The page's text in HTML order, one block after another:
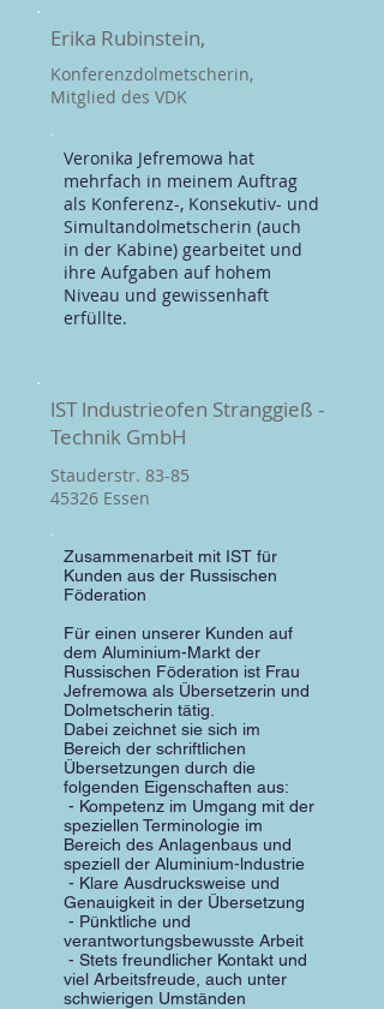
Erika Rubinstein,
Konferenzdolmetscherin,
Mitglied des VDK
Veronika Jefremowa hat
mehrfach in meinem Auftrag
als Konferenz-, Konsekutiv- und
Simultandolmetscherin (auch
in der Kabine) gearbeitet und
ihre Aufgaben auf hohem
Niveau und gewissenhaft
erfüllte.
lST lndustrieofen Stranggieß -
Technik GmbH
Stauderstr. 83-85
45326 Essen
Zusammenarbeit mit IST für
Kunden aus der Russischen
Föderation
Für einen unserer Kunden auf
dem Aluminium-Markt der
Russischen Föderation ist Frau
Jefremowa als Übersetzerin und
Dolmetscherin tätig.
Dabei zeichnet sie sich im
Bereich der schriftlichen
Übersetzungen durch die
folgenden Eigenschaften aus:
- Kompetenz im Umgang mit der
speziellen Terminologie im
Bereich des Anlagenbaus und
speziell der Aluminium-lndustrie
- Klare Ausdrucksweise und
Genauigkeit in der Übersetzung
- Pünktliche und
verantwortungsbewusste Arbeit
- Stets freundlicher Kontakt und
viel Arbeitsfreude, auch unter
schwierigen Umständen